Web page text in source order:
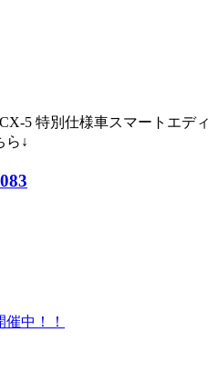
5 特別仕様車スマートエディ
ら↓
中！！